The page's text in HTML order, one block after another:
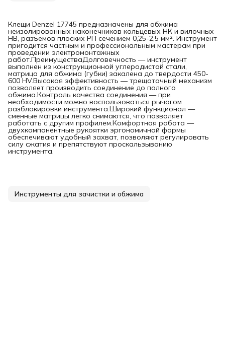
Клещи Denzel 17745 предназначены для обжима
неизолированных наконечников кольцевых НК и вилочных
НВ, разъемов плоских РП сечением 0,25-2,5 мм². Инструмент
пригодится частным и профессиональным мастерам при
проведении электромонтажных
работ.ПреимуществаДолговечность — инструмент
выполнен из конструкционной углеродистой стали,
матрица для обжима (губки) закалена до твердости 450-
600 HV.Высокая эффективность — трещоточный механизм
позволяет производить соединение до полного
обжима.Контроль качества соединения — при
необходимости можно воспользоваться рычагом
разблокировки инструмента.Широкий функционал —
сменные матрицы легко снимаются, что позволяет
работать с другим профилем.Комфортная работа —
двухкомпонентные рукоятки эргономичной формы
обеспечивают удобный захват, позволяют регулировать
силу сжатия и препятствуют проскальзыванию
инструмента.
Инструменты для зачистки и обжима